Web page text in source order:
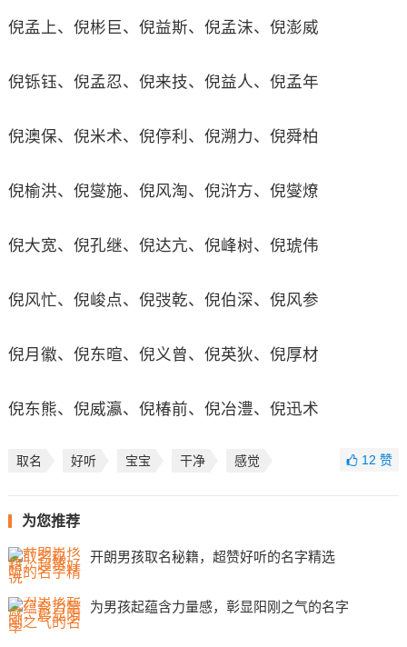
倪孟上、倪彬巨、倪益斯、倪孟沫、倪澎威
倪铄钰、倪孟忍、倪来技、倪益人、倪孟年
倪澳保、倪米术、倪停利、倪溯力、倪舜柏
倪榆洪、倪燮施、倪风淘、倪浒方、倪燮燎
倪大宽、倪孔继、倪达亢、倪峰树、倪琥伟
倪风忙、倪峻点、倪弢乾、倪伯深、倪风参
倪月徽、倪东暄、倪义曾、倪英狄、倪厚材
倪东熊、倪威瀛、倪椿前、倪冶澧、倪迅术
取名 好听 宝宝 干净 感觉 12赞
为您推荐
开朗男孩取名秘籍，超赞好听的名字精选
为男孩起蕴含力量感，彰显阳刚之气的名字